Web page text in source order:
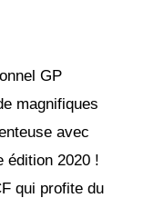
GP
magnifiques
avec
édition 2020 !
qui profite du